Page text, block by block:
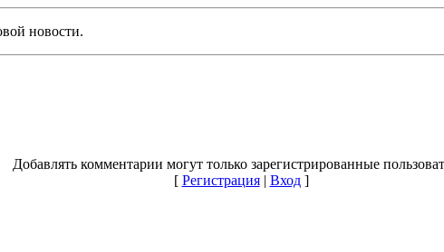
новости.
Добавлять комментарии могут только зарегистрированные
[ Регистрация| Вход]